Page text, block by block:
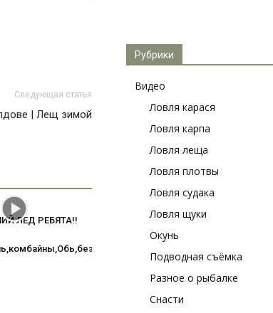
Следующая статья
| Лещ зимой
ЛЕД РЕБЯТА!!
Рубрики
Видео
Ловля карася
Ловля карпа
Ловля леща
Ловля плотвы
Ловля судака
Ловля щуки
Окунь
Подводная съёмка
Разное о рыбалке
Снасти